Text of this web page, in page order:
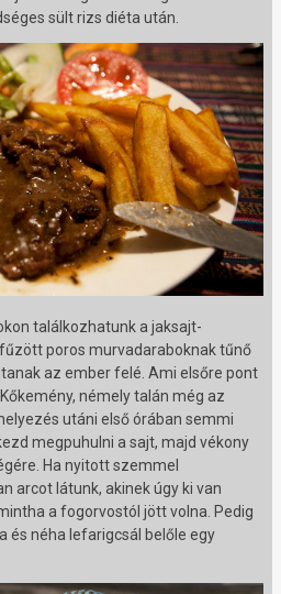
sült rizs diéta után.
találkozhatunk a jaksajt-
poros murvadaraboknak tűnő
az ember felé. Ami elsőre pont
némely talán még az
utáni első órában semmi
megpuhulni a sajt, majd vékony
Ha nyitott szemmel
arcot látunk, akinek úgy ki van
a fogorvostól jött volna. Pedig
és néha lefarigcsál belőle egy